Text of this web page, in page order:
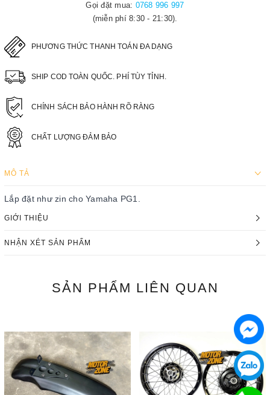
Gọi đặt mua: 0768 996 997
(miễn phí 8:30 - 21:30).
PHƯƠNG THỨC THANH TOÁN ĐA DẠNG
SHIP COD TOÀN QUỐC. PHÍ TÙY TỈNH.
CHÍNH SÁCH BẢO HÀNH RÕ RÀNG
CHẤT LƯỢNG ĐẢM BẢO
MÔ TẢ
Lắp đặt như zin cho Yamaha PG1.
GIỚI THIỆU
NHẬN XÉT SẢN PHẨM
SẢN PHẨM LIÊN QUAN